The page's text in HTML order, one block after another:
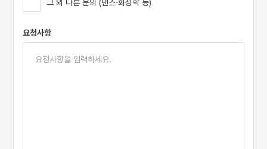
그 외 다른 문의 (댄스·화성학 등)
요청사항